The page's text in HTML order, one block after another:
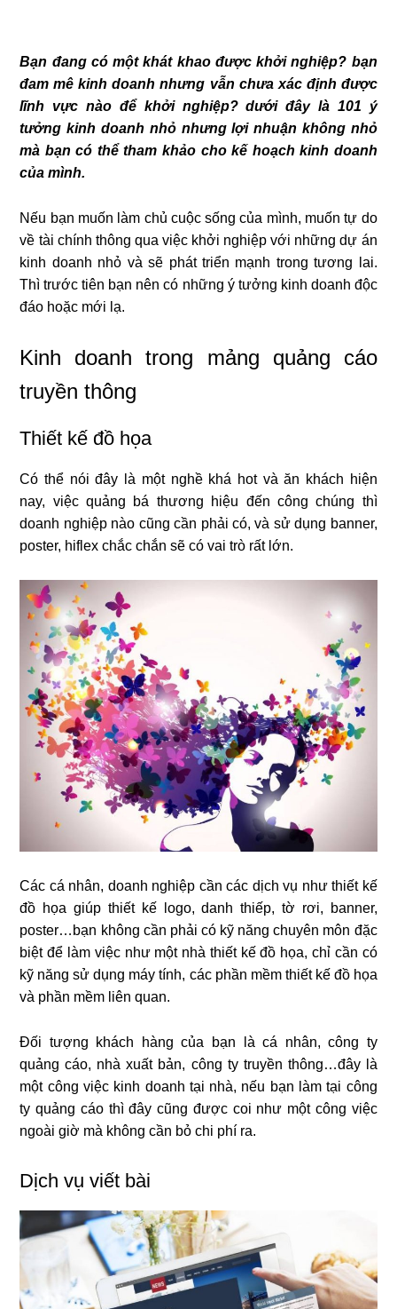
Bạn đang có một khát khao được khởi nghiệp? bạn
đam mê kinh doanh nhưng vẫn chưa xác định được
lĩnh vực nào để khởi nghiệp? dưới đây là 101 ý
tưởng kinh doanh nhỏ nhưng lợi nhuận không nhỏ
mà bạn có thể tham khảo cho kế hoạch kinh doanh
của mình.
Nếu bạn muốn làm chủ cuộc sống của mình, muốn tự do
về tài chính thông qua việc khởi nghiệp với những dự án
kinh doanh nhỏ và sẽ phát triển mạnh trong tương lai.
Thì trước tiên bạn nên có những ý tưởng kinh doanh độc
đáo hoặc mới lạ.
Kinh doanh trong mảng quảng cáo
truyền thông
Thiết kế đồ họa
Có thể nói đây là một nghề khá hot và ăn khách hiện
nay, việc quảng bá thương hiệu đến công chúng thì
doanh nghiệp nào cũng cần phải có, và sử dụng banner,
poster, hiflex chắc chắn sẽ có vai trò rất lớn.
Các cá nhân, doanh nghiệp cần các dịch vụ như thiết kế
đồ họa giúp thiết kế logo, danh thiếp, tờ rơi, banner,
poster…bạn không cần phải có kỹ năng chuyên môn đặc
biệt để làm việc như một nhà thiết kế đồ họa, chỉ cần có
kỹ năng sử dụng máy tính, các phần mềm thiết kế đồ họa
và phần mềm liên quan.
Đối tượng khách hàng của bạn là cá nhân, công ty
quảng cáo, nhà xuất bản, công ty truyền thông…đây là
một công việc kinh doanh tại nhà, nếu bạn làm tại công
ty quảng cáo thì đây cũng được coi như một công việc
ngoài giờ mà không cần bỏ chi phí ra.
Dịch vụ viết bài